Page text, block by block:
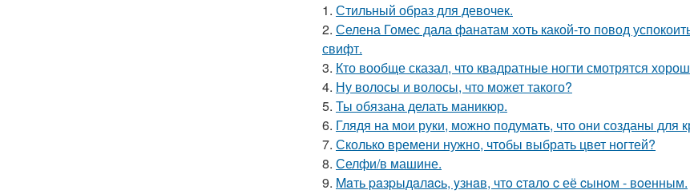
1. Стильный образ для девочек.
2. Селена Гомес дала фанатам хоть какой-то повод
свифт.
3. Кто вообще сказал, что квадратные ногти смотрятся
4. Ну волосы и волосы, что может такого?
5. Ты обязана делать маникюр.
6. Глядя на мои руки, можно подумать, что они созданы для
7. Сколько времени нужно, чтобы выбрать цвет ногтей?
8. Селфи/в машине.
9. Maть paзpыдaлacь, yзнaв, чтo cтaлo c её cынoм - вoенным.